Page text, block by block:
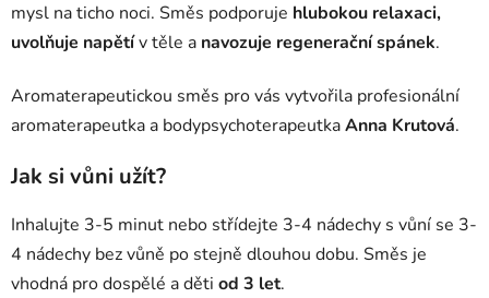
mysl na ticho noci. Směs podporuje hlubokou relaxaci,
uvolňuje napětív těle a navozuje regenerační spánek.
Aromaterapeutickou směs pro vás vytvořila profesionální
aromaterapeutka a bodypsychoterapeutkaAnna Krutová.
Jak si vůni užít?
Inhalujte 3-5 minut nebo střídejte 3-4 nádechy s vůní se 3-
4 nádechy bez vůně po stejně dlouhou dobu. Směs je
vhodná pro dospělé a děti od 3 let.